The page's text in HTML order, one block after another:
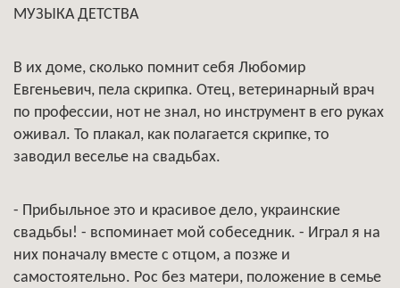
МУЗЫКА ДЕТСТВА
В их доме, сколько помнит себя Любомир
Евгеньевич, пела скрипка. Отец, ветеринарный врач
по профессии, нот не знал, но инструмент в его руках
оживал. То плакал, как полагается скрипке, то
заводил веселье на свадьбах.
- Прибыльное это и красивое дело, украинские
свадьбы! - вспоминает мой собеседник. - Играл я на
них поначалу вместе с отцом, а позже и
самостоятельно. Рос без матери, положение в семье